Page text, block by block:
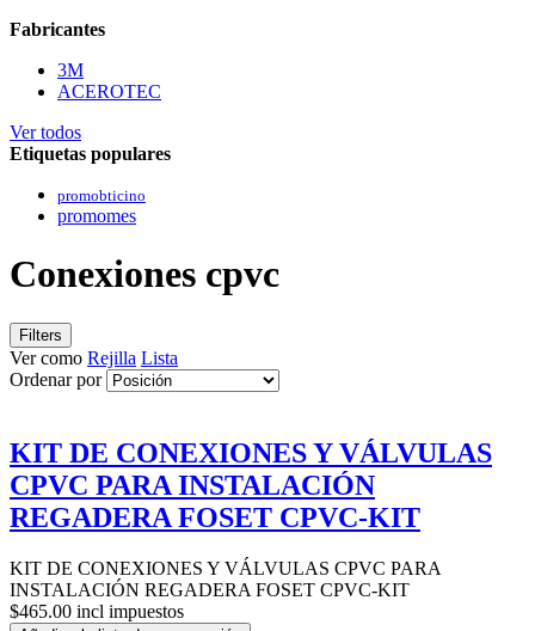
Fabricantes
3M
ACEROTEC
Ver todos
Etiquetas populares
promobticino
promomes
Conexiones cpvc
Filters
Ver como Rejilla Lista
Ordenar por
KIT DE CONEXIONES Y VÁLVULAS
CPVC PARA INSTALACIÓN
REGADERA FOSET CPVC-KIT
KIT DE CONEXIONES Y VÁLVULAS CPVC PARA
INSTALACIÓN REGADERA FOSET CPVC-KIT
$465.00 incl impuestos